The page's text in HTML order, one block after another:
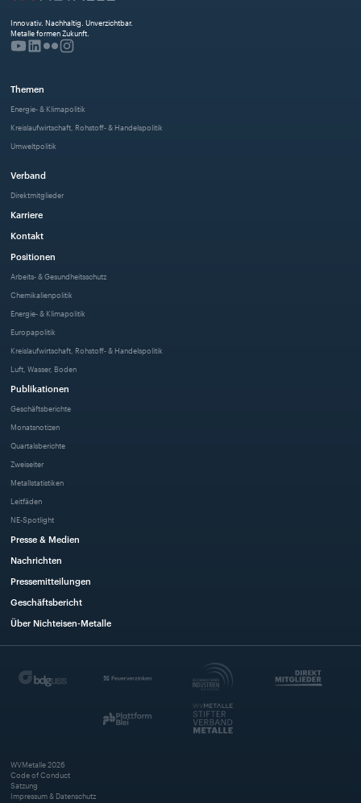
Innovativ. Nachhaltig. Unverzichtbar.
Metalle formen Zukunft.
Themen
Energie- & Klimapolitik
Kreislaufwirtschaft, Rohstoff- & Handelspolitik
Umweltpolitik
Verband
Direktmitglieder
Karriere
Kontakt
Positionen
Arbeits- & Gesundheitsschutz
Chemikalienpolitik
Energie- & Klimapolitik
Europapolitik
Kreislaufwirtschaft, Rohstoff- & Handelspolitik
Luft, Wasser, Boden
Publikationen
Geschäftsberichte
Monatsnotizen
Quartalsberichte
Zweiseiter
Metallstatistiken
Leitfäden
NE-Spotlight
Presse & Medien
Nachrichten
Pressemitteilungen
Geschäftsbericht
Über Nichteisen-Metalle
WVMetalle2026
Code of Conduct
Satzung
Impressum & Datenschutz